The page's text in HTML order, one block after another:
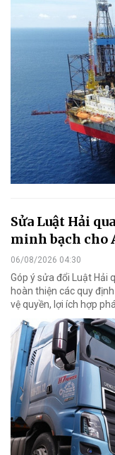
Sửa Luật Hải
minh bạch cho
06/08/2026 04:30
Góp ý sửa đổi Luật Hải
hoàn thiện các quy
vệ quyền, lợi ích hợp